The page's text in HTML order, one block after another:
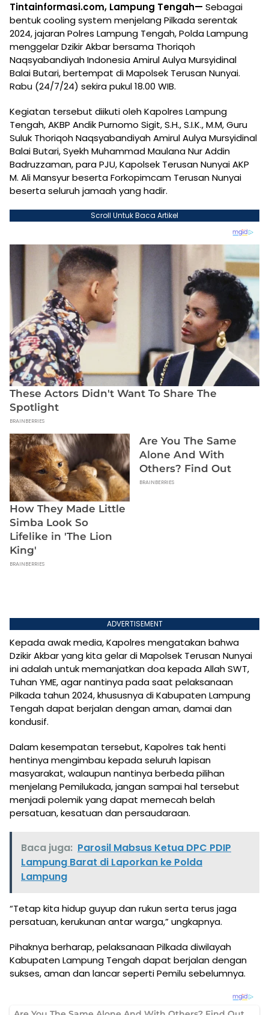
Tintainformasi.com, Lampung Tengah— Sebagai
bentuk cooling system menjelang Pilkada serentak
2024, jajaran Polres Lampung Tengah, Polda Lampung
menggelar Dzikir Akbar bersama Thoriqoh
Naqsyabandiyah Indonesia Amirul Aulya Mursyidinal
Balai Butari, bertempat di Mapolsek Terusan Nunyai.
Rabu (24/7/24) sekira pukul 18.00 WIB.
Kegiatan tersebut diikuti oleh Kapolres Lampung
Tengah, AKBP Andik Purnomo Sigit, S.H., S.I.K., M.M, Guru
Suluk Thoriqoh Naqsyabandiyah Amirul Aulya Mursyidinal
Balai Butari, Syekh Muhammad Maulana Nur Addin
Badruzzaman, para PJU, Kapolsek Terusan Nunyai AKP
M. Ali Mansyur beserta Forkopimcam Terusan Nunyai
beserta seluruh jamaah yang hadir.
Scroll Untuk Baca Artikel
ADVERTISEMENT
Kepada awak media, Kapolres mengatakan bahwa
Dzikir Akbar yang kita gelar di Mapolsek Terusan Nunyai
ini adalah untuk memanjatkan doa kepada Allah SWT,
Tuhan YME, agar nantinya pada saat pelaksanaan
Pilkada tahun 2024, khususnya di Kabupaten Lampung
Tengah dapat berjalan dengan aman, damai dan
kondusif.
Dalam kesempatan tersebut, Kapolres tak henti
hentinya mengimbau kepada seluruh lapisan
masyarakat, walaupun nantinya berbeda pilihan
menjelang Pemilukada, jangan sampai hal tersebut
menjadi polemik yang dapat memecah belah
persatuan, kesatuan dan persaudaraan.
Baca juga: Parosil Mabsus Ketua DPC PDIP
Lampung Barat di Laporkan ke Polda
Lampung
“Tetap kita hidup guyup dan rukun serta terus jaga
persatuan, kerukunan antar warga,” ungkapnya.
Pihaknya berharap, pelaksanaan Pilkada diwilayah
Kabupaten Lampung Tengah dapat berjalan dengan
sukses, aman dan lancar seperti Pemilu sebelumnya.